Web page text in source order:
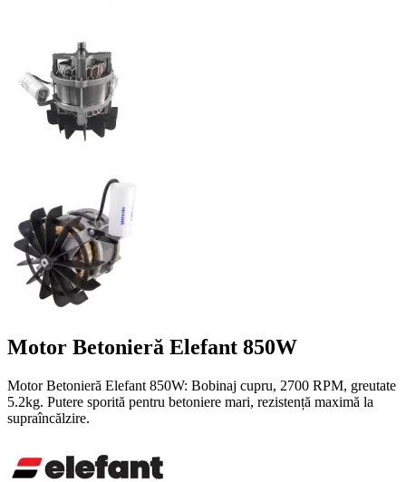
Motor Betonieră Elefant 850W
Motor Betonieră Elefant 850W: Bobinaj cupru, 2700 RPM, greutate
5.2kg. Putere sporită pentru betoniere mari, rezistență maximă la
supraîncălzire.